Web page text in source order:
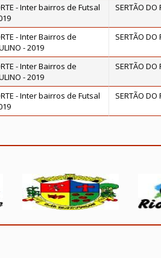
- Inter bairros de Futsal
SERTÃO DO
- Inter Bairros de
- 2019
SERTÃO DO
- Inter Bairros de
- 2019
SERTÃO DO
- Inter bairros de Futsal
SERTÃO DO